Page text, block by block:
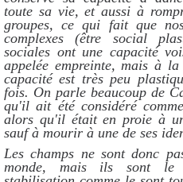
toute sa vie, et aussi à
groupes, ce qui fait que
complexes (être social
sociales ont une capacité
appelée empreinte, mais à
capacité est très peu
fois. On parle beaucoup de
qu'il ait été considéré
alors qu'il était en proie à
sauf à mourir à une de ses
Les champs ne sont donc
monde, mais ils sont le